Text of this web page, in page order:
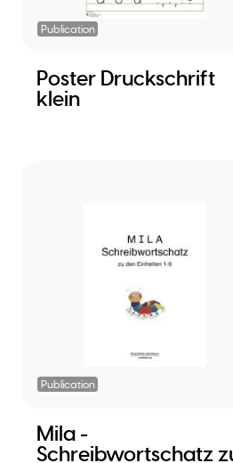
Publication
Poster Druckschrift
klein
Publication
Mila -
Schreibwortschatz